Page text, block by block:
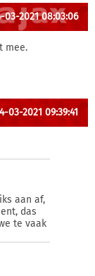
03-2021 08:03:06
mee.
03-2021 09:39:41
aan af,
das
te vaak